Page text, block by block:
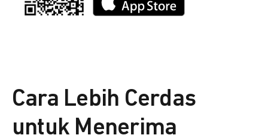
Cara Lebih Cerdas
untuk Menerima